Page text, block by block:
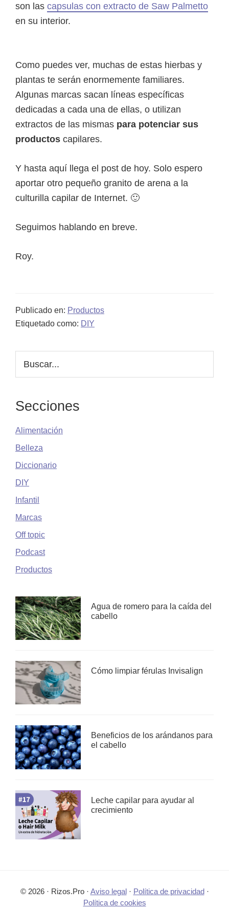
son las capsulas con extracto de Saw Palmetto
en su interior.
Como puedes ver, muchas de estas hierbas y
plantas te serán enormemente familiares.
Algunas marcas sacan líneas específicas
dedicadas a cada una de ellas, o utilizan
extractos de las mismas para potenciar sus
productos capilares.
Y hasta aquí llega el post de hoy. Solo espero
aportar otro pequeño granito de arena a la
culturilla capilar de Internet. 🙂
Seguimos hablando en breve.
Roy.
Publicado en: Productos
Etiquetado como: DIY
Barra
lateral
Secciones
Alimentación
Belleza
Diccionario
DIY
Infantil
Marcas
Off topic
Podcast
Productos
Agua de romero para la caída del
cabello
Cómo limpiar férulas Invisalign
Beneficios de los arándanos para
el cabello
Leche capilar para ayudar al
crecimiento
© 2026 · Rizos.Pro · Aviso legal· Política de privacidad·
Política de cookies